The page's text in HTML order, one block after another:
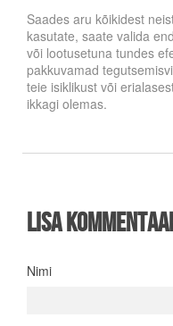
Saades aru kõikidest
kasutate, saate valida
või lootusetuna tundes
pakkuvamad
teie isiklikust või
ikkagi olemas.
Lisa
Nimi